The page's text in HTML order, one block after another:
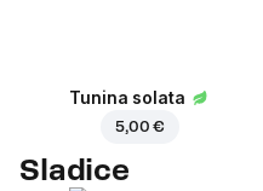
Tunina solata
5,00 €
Sladice